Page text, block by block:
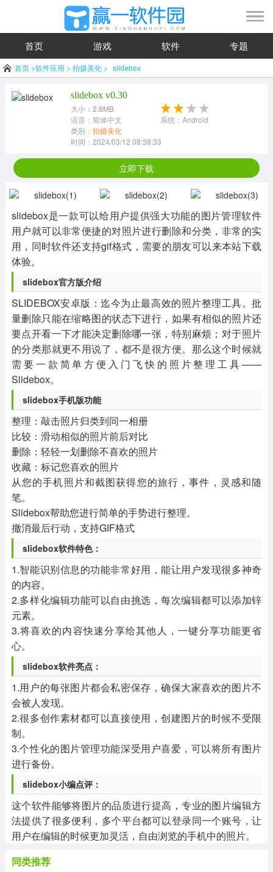
首页 游戏 软件 专题
首页 >软件应用 > 拍摄美化 > slidebox
slidebox v0.30
大小：2.8MB
语言：简体中文
系统：Android
类别： 拍摄美化
时间：2024/03/12 08:38:33
立即下载
slidebox是一款可以给用户提供强大功能的图片管理软件
用户就可以非常便捷的对照片进行删除和分类，非常的实
用，同时软件还支持gif格式，需要的朋友可以来本站下载
体验。
slidebox官方版介绍
SLIDEBOX安卓版：迄今为止最高效的照片整理工具。批
量删除只能在缩略图的状态下进行，如果有相似的照片还
要点开看一下才能决定删除哪一张，特别麻烦；对于照片
的分类那就更不用说了，都不是很方便。那么这个时候就
需要一款简单方便入门飞快的照片整理工具——
Slidebox。
slidebox手机版功能
整理：敲击照片归类到同一相册
比较：滑动相似的照片前后对比
删除：轻轻一划删除不喜欢的照片
收藏：标记您喜欢的照片
从您的手机照片和截图获得您的旅行，事件，灵感和随
笔。
Slidebox帮助您进行简单的手势进行整理。
撤消最后行动，支持GIF格式
slidebox软件特色：
1.智能识别信息的功能非常好用，能让用户发现很多神奇
的内容。
2.多样化编辑功能可以自由挑选，每次编辑都可以添加锌
元素。
3.将喜欢的内容快速分享给其他人，一键分享功能更省
心。
slidebox软件亮点：
1.用户的每张图片都会私密保存，确保大家喜欢的图片不
会被人发现。
2.很多创作素材都可以直接使用，创建图片的时候不受限
制。
3.个性化的图片管理功能深受用户喜爱，可以将所有图片
进行备份。
slidebox小编点评：
这个软件能够将图片的品质进行提高，专业的图片编辑方
法提供了很多便利，多个平台都可以登录同一个账号，让
用户在编辑的时候更加灵活，自由浏览的手机中的照片。
同类推荐